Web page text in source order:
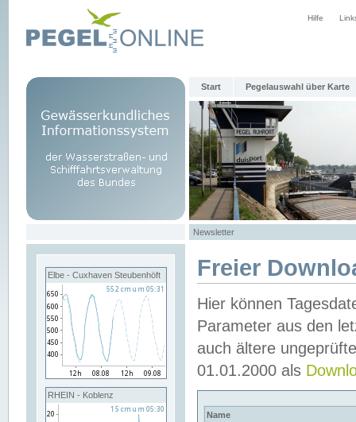
Hilfe
Start Pegelauswahl über Karte
Newsletter
Elbe - Cuxhaven Steubenhöft
RHEIN - Koblenz
Freier
Hier können
Parameter aus den
auch ältere
01.01.2000 als
Name